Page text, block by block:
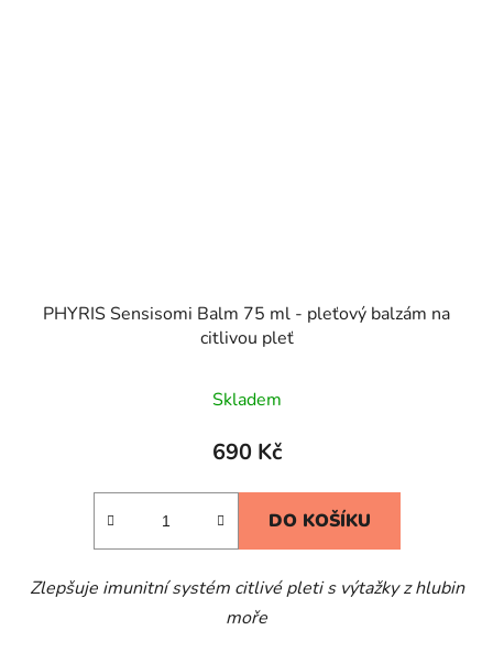
PHYRIS Sensisomi Balm 75 ml - pleťový balzám na
citlivou pleť
Skladem
690 Kč
DO KOŠÍKU
Zlepšuje imunitní systém citlivé pleti s výtažky z hlubin
moře